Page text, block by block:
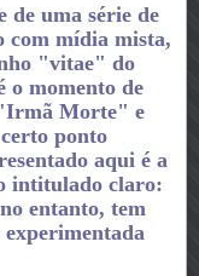
de uma série de
com mídia mista,
"vitae" do
o momento de
Morte" e
ponto
aqui é a
intitulado claro:
entanto, tem